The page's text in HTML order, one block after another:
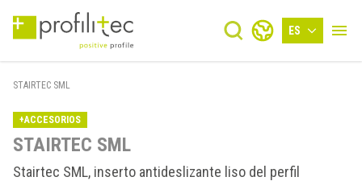
ES
STAIRTEC SML
+ACCESORIOS
STAIRTEC SML
Stairtec SML, inserto antideslizante liso del perfil